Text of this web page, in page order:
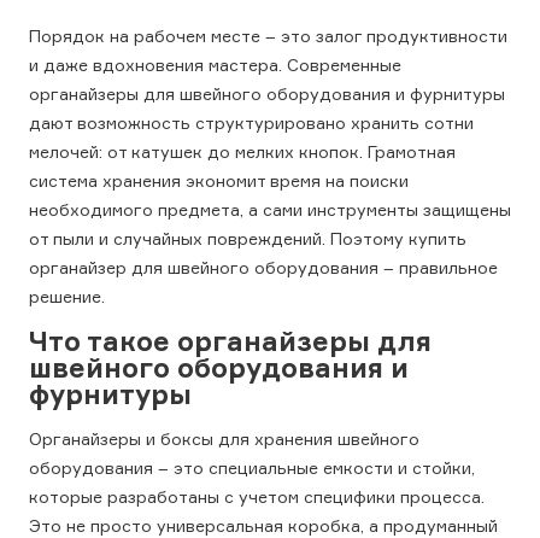
Порядок на рабочем месте – это залог продуктивности
и даже вдохновения мастера. Современные
органайзеры для швейного оборудования и фурнитуры
дают возможность структурировано хранить сотни
мелочей: от катушек до мелких кнопок. Грамотная
система хранения экономит время на поиски
необходимого предмета, а сами инструменты защищены
от пыли и случайных повреждений. Поэтому купить
органайзер для швейного оборудования – правильное
решение.
Что такое органайзеры для
швейного оборудования и
фурнитуры
Органайзеры и боксы для хранения швейного
оборудования – это специальные емкости и стойки,
которые разработаны с учетом специфики процесса.
Это не просто универсальная коробка, а продуманный